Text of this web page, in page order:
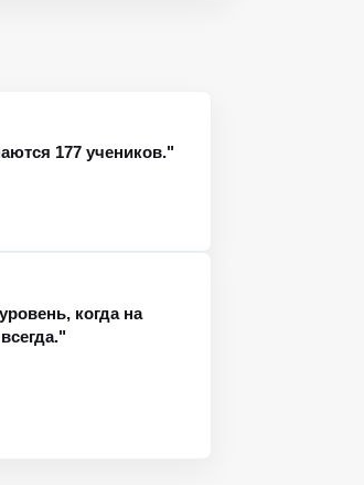
177 учеников."
когда на